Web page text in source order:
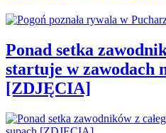
Ponad setka
startuje w zawodach
[ZDJĘCIA]